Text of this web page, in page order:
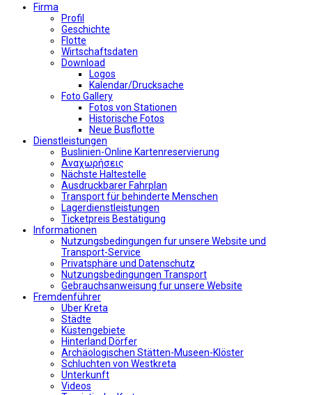
Firma
Profil
Geschichte
Flotte
Wirtschaftsdaten
Download
Logos
Kalendar/Drucksache
Foto Gallery
Fotos von Stationen
Historische Fotos
Neue Busflotte
Dienstleistungen
Buslinien-Online Kartenreservierung
Αναχωρήσεις
Nächste Haltestelle
Αusdruckbarer Fahrplan
Transport für behinderte Menschen
Lagerdienstleistungen
Ticketpreis Bestätigung
Informationen
Nutzungsbedingungen fur unsere Website und
Transport-Service
Privatsphäre und Datenschutz
Nutzungsbedingungen Transport
Gebrauchsanweisung fur unsere Website
Fremdenführer
Uber Kreta
Städte
Küstengebiete
Hinterland Dörfer
Archäologischen Stätten-Museen-Klöster
Schluchten von Westkreta
Unterkunft
Videos